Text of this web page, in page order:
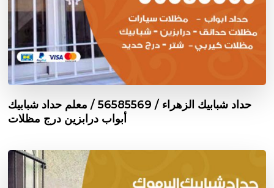
حداد شبابيك الزهراء / 56585569 / معلم حداد شبابيك
أبواب درابزين درج مظلات